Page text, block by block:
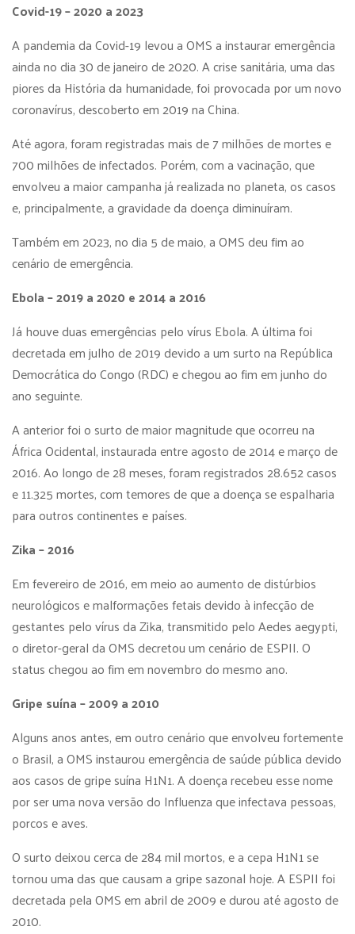
Covid-19 – 2020 a 2023
A pandemia da Covid-19 levou a OMS a instaurar emergência
ainda no dia 30 de janeiro de 2020. A crise sanitária, uma das
piores da História da humanidade, foi provocada por um novo
coronavírus, descoberto em 2019 na China.
Até agora, foram registradas mais de 7 milhões de mortes e
700 milhões de infectados. Porém, com a vacinação, que
envolveu a maior campanha já realizada no planeta, os casos
e, principalmente, a gravidade da doença diminuíram.
Também em 2023, no dia 5 de maio, a OMS deu fim ao
cenário de emergência.
Ebola – 2019 a 2020 e 2014 a 2016
Já houve duas emergências pelo vírus Ebola. A última foi
decretada em julho de 2019 devido a um surto na República
Democrática do Congo (RDC) e chegou ao fim em junho do
ano seguinte.
A anterior foi o surto de maior magnitude que ocorreu na
África Ocidental, instaurada entre agosto de 2014 e março de
2016. Ao longo de 28 meses, foram registrados 28.652 casos
e 11.325 mortes, com temores de que a doença se espalharia
para outros continentes e países.
Zika – 2016
Em fevereiro de 2016, em meio ao aumento de distúrbios
neurológicos e malformações fetais devido à infecção de
gestantes pelo vírus da Zika, transmitido pelo Aedes aegypti,
o diretor-geral da OMS decretou um cenário de ESPII. O
status chegou ao fim em novembro do mesmo ano.
Gripe suína – 2009 a 2010
Alguns anos antes, em outro cenário que envolveu fortemente
o Brasil, a OMS instaurou emergência de saúde pública devido
aos casos de gripe suína H1N1. A doença recebeu esse nome
por ser uma nova versão do Influenza que infectava pessoas,
porcos e aves.
O surto deixou cerca de 284 mil mortos, e a cepa H1N1 se
tornou uma das que causam a gripe sazonal hoje. A ESPII foi
decretada pela OMS em abril de 2009 e durou até agosto de
2010.